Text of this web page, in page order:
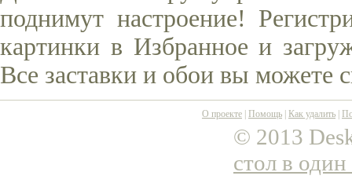
поднимут настроение!
картинки в Избранное и
Все заставки и обои вы можете
О проекте Помощь Как удалить
© 2013
стол в